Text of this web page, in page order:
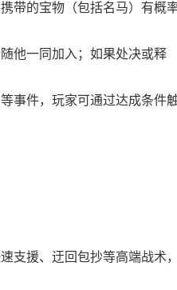
带的宝物（包括名马）有概
他一同加入；如果处决或释
事件，玩家可通过达成条件
支援、迂回包抄等高端战术，